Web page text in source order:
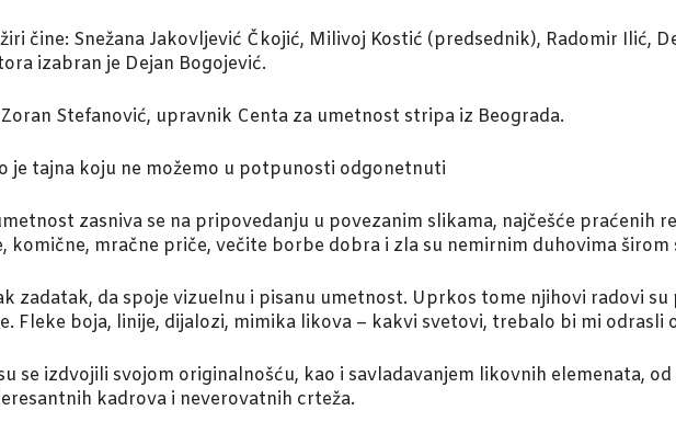
čine: Snežana Jakovljević Čkojić, Milivoj Kostić (predsednik), Radomir Ilić,
izabran je Dejan Bogojević.
Stefanović, upravnik Centa za umetnost stripa iz Beograda.
je tajna koju ne možemo u potpunosti odgonetnuti
zasniva se na pripovedanju u povezanim slikama, najčešće praćenih
komične, mračne priče, večite borbe dobra i zla su nemirnim duhovima
zadatak, da spoje vizuelnu i pisanu umetnost. Uprkos tome njihovi radovi
Fleke boja, linije, dijalozi, mimika likova – kakvi svetovi, trebalo bi mi odrasli
se izdvojili svojom originalnošću, kao i savladavanjem likovnih elemenata,
kadrova i neverovatnih crteža.